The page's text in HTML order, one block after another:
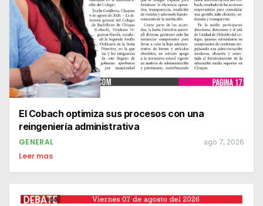
El Cobach optimiza sus procesos con una
reingeniería administrativa
GENERAL ago 7, 2026
Leer mas